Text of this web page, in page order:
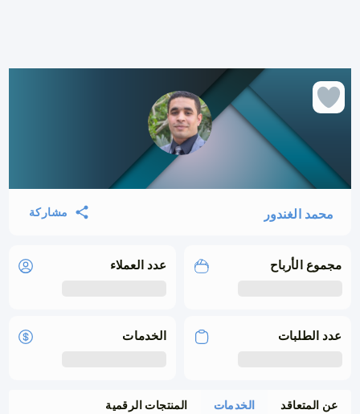
محمد الغندور مشاركة
مجموع الأرباح عدد العملاء
عدد الطلبات الخدمات
عن المتعاقد الخدمات المنتجات الرقمية